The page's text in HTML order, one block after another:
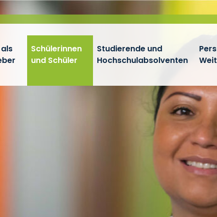
Schülerinnen
und Schüler
Studierende und
Hochschulabsolventen